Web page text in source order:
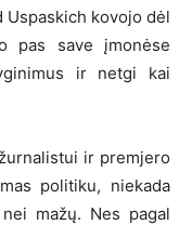
Uspaskich kovojo dėl
pas save įmonėse
ir netgi kai
ir premjero
politiku, niekada
mažų. Nes pagal